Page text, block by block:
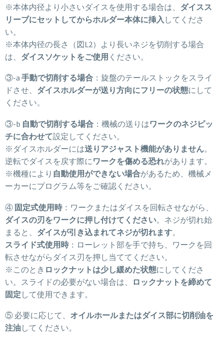
※本体内径より小さいダイスを使用する場合は、 ダイスス
リーブにセットしてからホルダー本体に挿入 してくださ
い。
※本体内径の長さ（図L2）より長いネジを切削する場合
は、 ダイスソケットをご使用 ください。
③-a 手動で切削する場合 ：旋盤のテールストックをスライ
ドさせ、 ダイスホルダーが送り方向にフリーの状態にして
ください。
③-b 自動で切削する場合 ：機械の送りはワークのネジピッ
チに合わせて設定してください。
※ダイスホルダーには送りアジャスト機能がありません。
逆転でダイスを戻す際にワークを傷める恐れがあります。
※機種により 自動使用ができない場合があるため、機械メ
ーカーにプログラム等をご確認ください。
④ 固定式使用時：ワークまたはダイスを回転させながら、
ダイスの刃をワークに押し付けてください。ネジが切れ始
まると、 ダイスが引き込まれてネジが切れます。
スライド式使用時：ローレット部を手で持ち、ワークを回
転させながらダイス刃を押し当ててください。
※このとき ロックナットは少し緩めた状態にしてくださ
い。スライドの必要がない場合は、
ロックナットを締めて
固定 して使用できます。
⑤ 必要に応じて、 オイルホールまたはダイス部に切削油を
注油してください。